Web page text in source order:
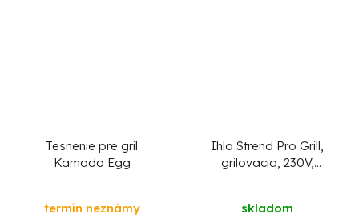
Tesnenie pre gril
Kamado Egg
termín neznámy
Ihla Strend Pro Grill,
grilovacia, 230V,
opekanie
skladom